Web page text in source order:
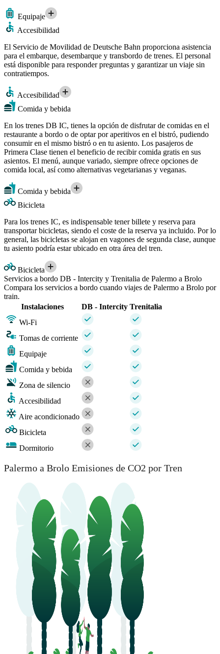
Equipaje
Accesibilidad
El Servicio de Movilidad de Deutsche Bahn proporciona asistencia
para el embarque, desembarque y transbordo de trenes. El personal
está disponible para responder preguntas y garantizar un viaje sin
contratiempos.
Accesibilidad
Comida y bebida
En los trenes DB IC, tienes la opción de disfrutar de comidas en el
restaurante a bordo o de optar por aperitivos en el bistró, pudiendo
consumir en el mismo bistró o en tu asiento. Los pasajeros de
Primera Clase tienen el beneficio de recibir comida gratis en sus
asientos. El menú, aunque variado, siempre ofrece opciones de
comida local, así como alternativas vegetarianas y veganas.
Comida y bebida
Bicicleta
Para los trenes IC, es indispensable tener billete y reserva para
transportar bicicletas, siendo el coste de la reserva ya incluido. Por lo
general, las bicicletas se alojan en vagones de segunda clase, aunque
tu asiento podría estar ubicado en otra área del tren.
Bicicleta
Servicios a bordo DB - Intercity y Trenitalia de Palermo a Brolo
Compara los servicios a bordo cuando viajes de Palermo a Brolo por
train.
Instalaciones
DB - Intercity Trenitalia
Wi-Fi
Tomas de corriente
Equipaje
Comida y bebida
Zona de silencio
Accesibilidad
Aire acondicionado
Bicicleta
Dormitorio
Palermo a Brolo Emisiones de CO2 por Tren